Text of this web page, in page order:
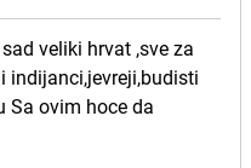
veliki hrvat ,sve za
indijanci,jevreji,budisti
Sa ovim hoce da